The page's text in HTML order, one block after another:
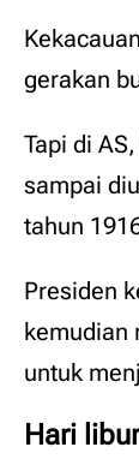
gerakan
Tapi di
sampai
tahun
Presiden
kemudian
untuk
Hari